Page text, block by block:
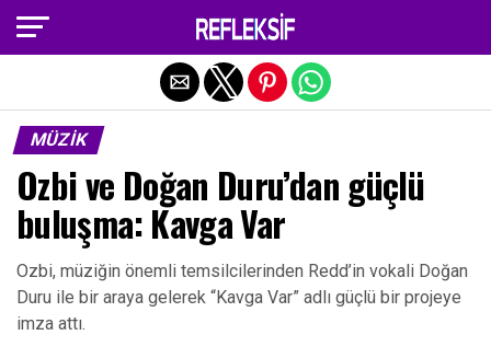
MÜZIK
Ozbi ve Doğan Duru’dan güçlü
buluşma: Kavga Var
Ozbi, müziğin önemli temsilcilerinden Redd’in vokali Doğan
Duru ile bir araya gelerek “Kavga Var” adlı güçlü bir projeye
imza attı.
Exit mobile version